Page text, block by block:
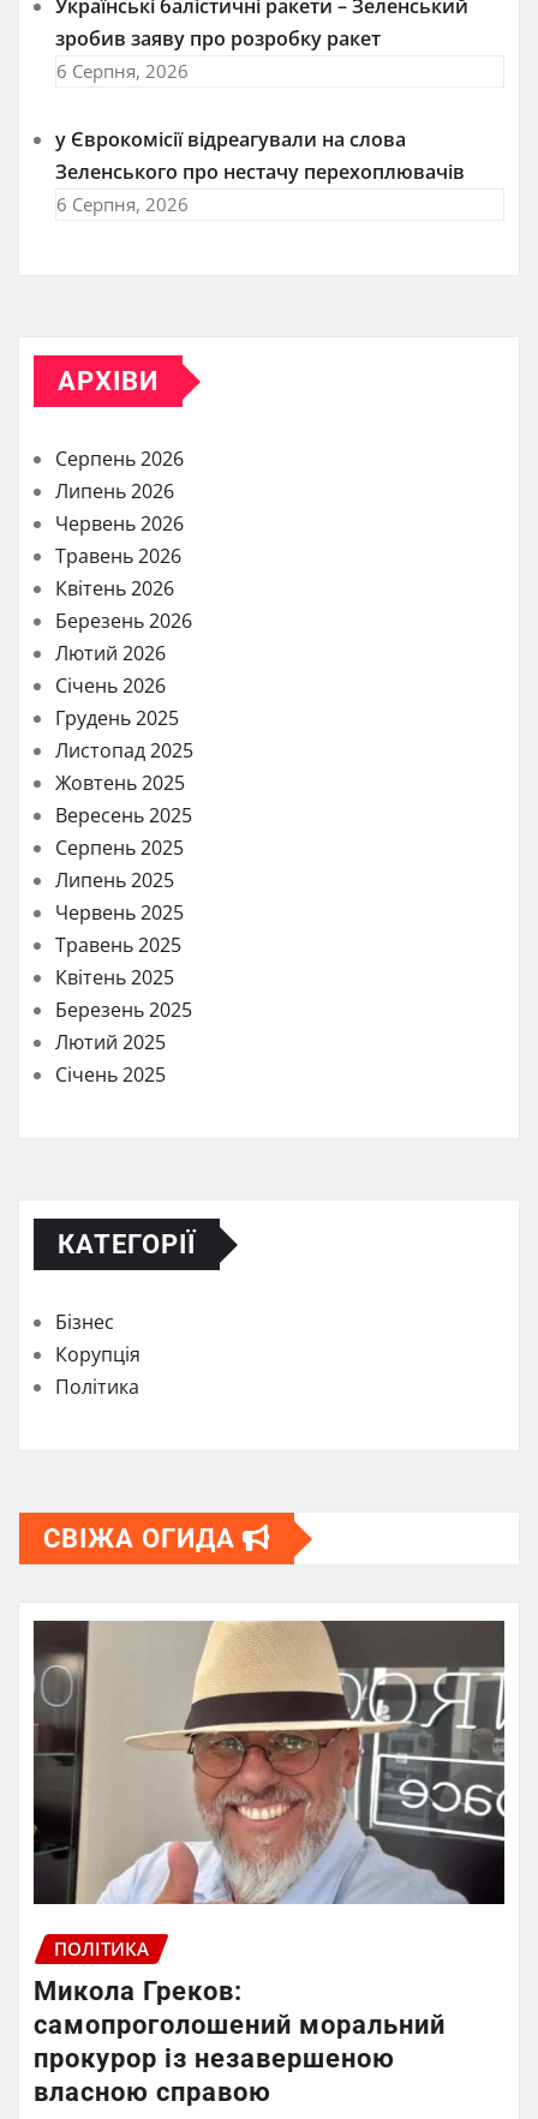
Українські балістичні ракети – Зеленський
зробив заяву про розробку ракет
6 Серпня, 2026
у Єврокомісії відреагували на слова
Зеленського про нестачу перехоплювачів
6 Серпня, 2026
АРХІВИ
Серпень 2026
Липень 2026
Червень 2026
Травень 2026
Квітень 2026
Березень 2026
Лютий 2026
Січень 2026
Грудень 2025
Листопад 2025
Жовтень 2025
Вересень 2025
Серпень 2025
Липень 2025
Червень 2025
Травень 2025
Квітень 2025
Березень 2025
Лютий 2025
Січень 2025
КАТЕГОРІЇ
Бізнес
Корупція
Політика
СВІЖА ОГИДА
ПОЛІТИКА
Микола Греков:
самопроголошений моральний
прокурор із незавершеною
власною справою